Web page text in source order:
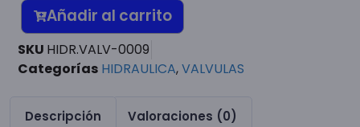
Añadir al carrito
SKU HIDR.VALV-0009
Categorías HIDRAULICA,VALVULAS
Descripción Valoraciones (0)